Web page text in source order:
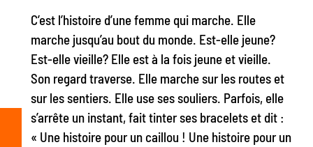
C’est l’histoire d’une femme qui marche. Elle
marche jusqu’au bout du monde. Est-elle jeune?
Est-elle vieille? Elle est à la fois jeune et vieille.
Son regard traverse. Elle marche sur les routes et
sur les sentiers. Elle use ses souliers. Parfois, elle
s’arrête un instant, fait tinter ses bracelets et dit :
« Une histoire pour un caillou ! Une histoire pour un